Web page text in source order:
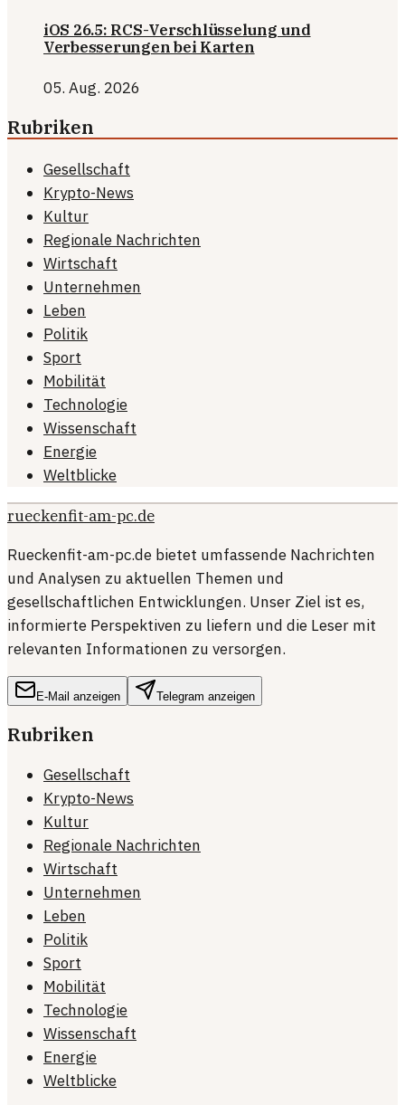
iOS 26.5: RCS-Verschlüsselung und
Verbesserungen bei Karten
05. Aug. 2026
Rubriken
Gesellschaft
Krypto-News
Kultur
Regionale Nachrichten
Wirtschaft
Unternehmen
Leben
Politik
Sport
Mobilität
Technologie
Wissenschaft
Energie
Weltblicke
rueckenfit-am-pc.de
Rueckenfit-am-pc.de bietet umfassende Nachrichten
und Analysen zu aktuellen Themen und
gesellschaftlichen Entwicklungen. Unser Ziel ist es,
informierte Perspektiven zu liefern und die Leser mit
relevanten Informationen zu versorgen.
E-Mail anzeigen Telegram anzeigen
Rubriken
Gesellschaft
Krypto-News
Kultur
Regionale Nachrichten
Wirtschaft
Unternehmen
Leben
Politik
Sport
Mobilität
Technologie
Wissenschaft
Energie
Weltblicke